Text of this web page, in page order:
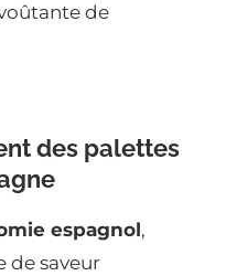
de
des palettes
espagnol,
de saveur